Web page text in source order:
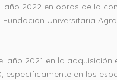
año 2022 en obras de la
Universitaria
año 2021 en la
en los